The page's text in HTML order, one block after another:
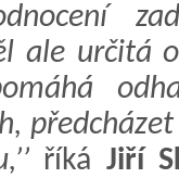
ale určitá
říká Jiří